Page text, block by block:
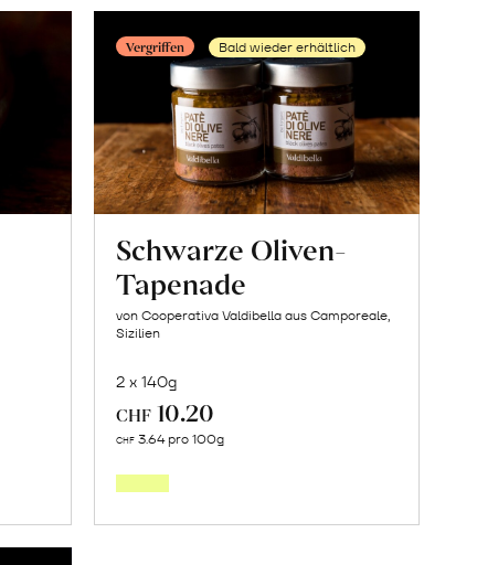
Vergriffen Bald wieder erhältlich
Schwarze Oliven-
Tapenade
von Cooperativa Valdibella aus Camporeale,
Sizilien
2 x 140g
CHF 10.20
CHF 3.64 pro 100g